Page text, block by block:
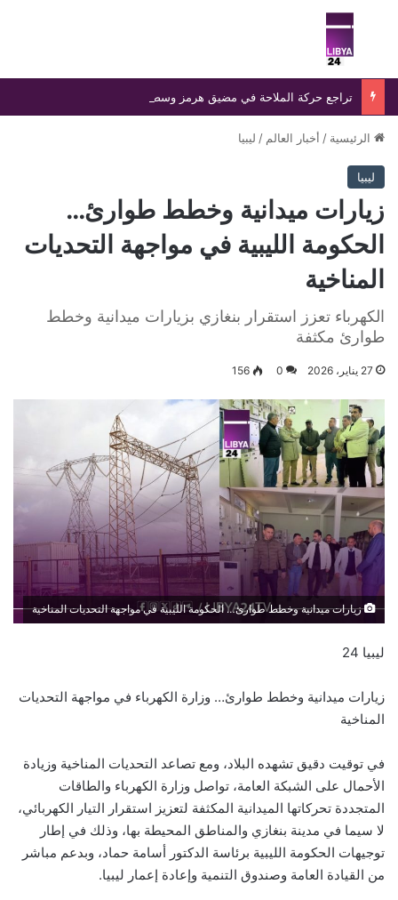
بحث عن
الرئيسية / أخبار العالم / ليبيا
ليبيا
زيارات ميدانية وخطط طوارئ…
الحكومة الليبية في مواجهة التحديات
المناخية
الكهرباء تعزز استقرار بنغازي بزيارات ميدانية وخطط
طوارئ مكثفة
27 يناير، 2026 0
156
زيارات ميدانية وخطط طوارئ… الحكومة الليبية في مواجهة التحديات المناخية
ليبيا 24
زيارات ميدانية وخطط طوارئ… وزارة الكهرباء في مواجهة التحديات
المناخية
في توقيت دقيق تشهده البلاد، ومع تصاعد التحديات المناخية وزيادة
الأحمال على الشبكة العامة، تواصل وزارة الكهرباء والطاقات
المتجددة تحركاتها الميدانية المكثفة لتعزيز استقرار التيار الكهربائي،
لا سيما في مدينة بنغازي والمناطق المحيطة بها، وذلك في إطار
توجيهات الحكومة الليبية برئاسة الدكتور أسامة حماد، وبدعم مباشر
من القيادة العامة وصندوق التنمية وإعادة إعمار ليبيا.